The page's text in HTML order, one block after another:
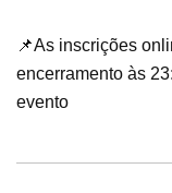
📌As inscrições
encerramento às
evento